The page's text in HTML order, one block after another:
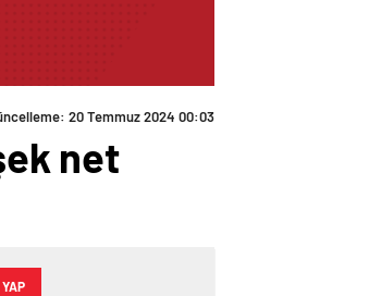
20 Temmuz 2024 00:03
net